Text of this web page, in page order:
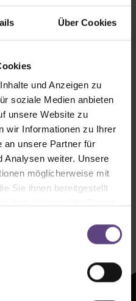
Über Cookies
und Anzeigen zu
soziale Medien anbieten
unsere Website zu
wir Informationen zu Ihrer
an unsere Partner für
Analysen weiter. Unsere
möglicherweise mit
Sie ihnen bereitgestellt